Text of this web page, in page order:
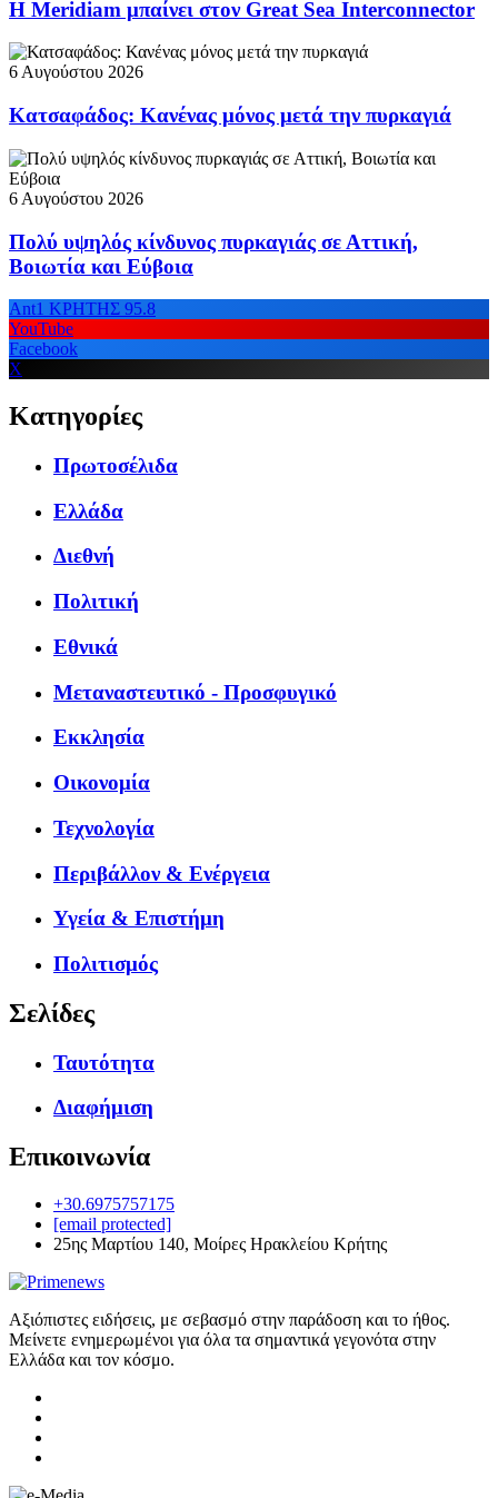
Η Meridiam μπαίνει στον Great Sea Interconnector
6 Αυγούστου 2026
Κατσαφάδος: Κανένας μόνος μετά την πυρκαγιά
6 Αυγούστου 2026
Πολύ υψηλός κίνδυνος πυρκαγιάς σε Αττική,
Βοιωτία και Εύβοια
Ant1 ΚΡΗΤΗΣ 95.8
YouTube
Facebook
X
Κατηγορίες
Πρωτοσέλιδα
Ελλάδα
Διεθνή
Πολιτική
Εθνικά
Μεταναστευτικό - Προσφυγικό
Εκκλησία
Οικονομία
Τεχνολογία
Περιβάλλον & Ενέργεια
Υγεία & Επιστήμη
Πολιτισμός
Σελίδες
Ταυτότητα
Διαφήμιση
Επικοινωνία
+30.6975757175
[email protected]
25ης Μαρτίου 140, Μοίρες Ηρακλείου Κρήτης
Αξιόπιστες ειδήσεις, με σεβασμό στην παράδοση και το ήθος.
Μείνετε ενημερωμένοι για όλα τα σημαντικά γεγονότα στην
Ελλάδα και τον κόσμο.